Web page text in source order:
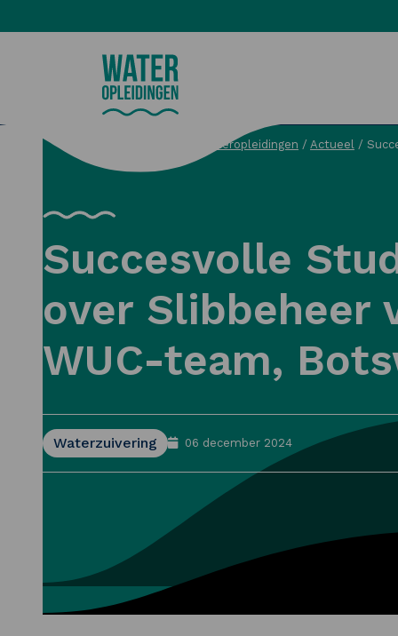
Wateropleidingen / Actueel /
Succesvolle
over Slibbeheer
WUC-team,
Waterzuivering 06 december 2024